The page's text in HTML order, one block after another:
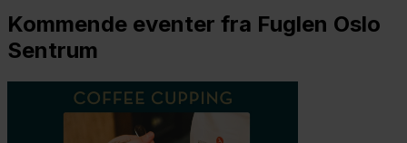
Kommende eventer fra Fuglen Oslo
Sentrum